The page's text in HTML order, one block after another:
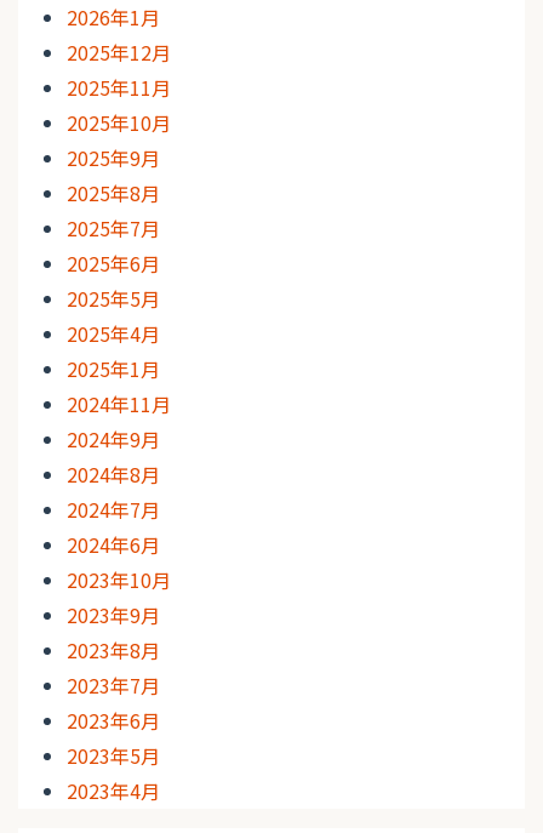
2026年1月
2025年12月
2025年11月
2025年10月
2025年9月
2025年8月
2025年7月
2025年6月
2025年5月
2025年4月
2025年1月
2024年11月
2024年9月
2024年8月
2024年7月
2024年6月
2023年10月
2023年9月
2023年8月
2023年7月
2023年6月
2023年5月
2023年4月